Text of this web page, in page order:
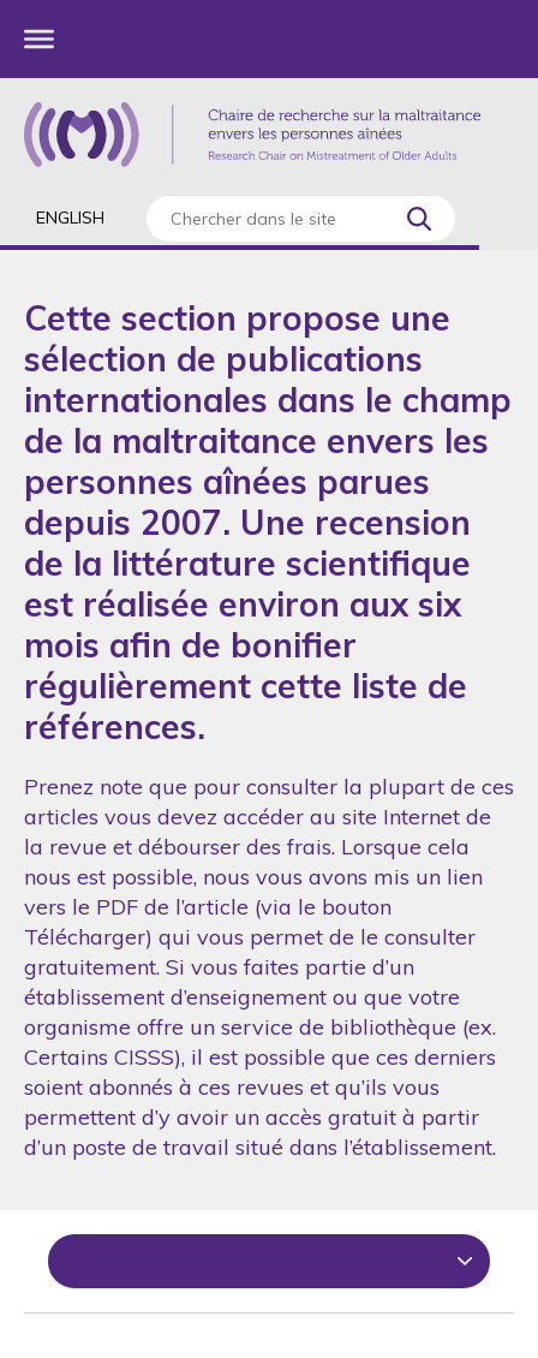
ENGLISH
Cette section propose une
sélection de publications
internationales dans le champ
de la maltraitance envers les
personnes aînées parues
depuis 2007. Une recension
de la littérature scientifique
est réalisée environ aux six
mois afin de bonifier
régulièrement cette liste de
références.
Prenez note que pour consulter la plupart de ces
articles vous devez accéder au site Internet de
la revue et débourser des frais. Lorsque cela
nous est possible, nous vous avons mis un lien
vers le PDF de l’article (via le bouton
Télécharger) qui vous permet de le consulter
gratuitement. Si vous faites partie d’un
établissement d’enseignement ou que votre
organisme offre un service de bibliothèque (ex.
Certains CISSS), il est possible que ces derniers
soient abonnés à ces revues et qu’ils vous
permettent d’y avoir un accès gratuit à partir
d’un poste de travail situé dans l’établissement.